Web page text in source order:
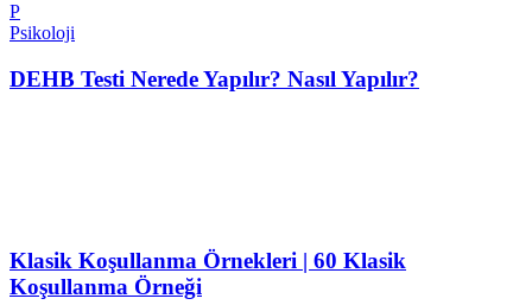
P
Psikoloji
DEHB Testi Nerede Yapılır? Nasıl Yapılır?
Klasik Koşullanma Örnekleri | 60 Klasik
Koşullanma Örneği